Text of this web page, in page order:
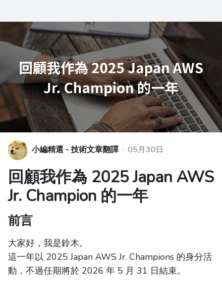
小編精選 - 技術文章翻譯 · 05月30日
回顧我作為 2025 Japan AWS
Jr. Champion 的一年
前言
大家好，我是鈴木。
這一年以 2025 Japan AWS Jr. Champions 的身分活
動，不過任期將於 2026 年 5 月 31 日結束。